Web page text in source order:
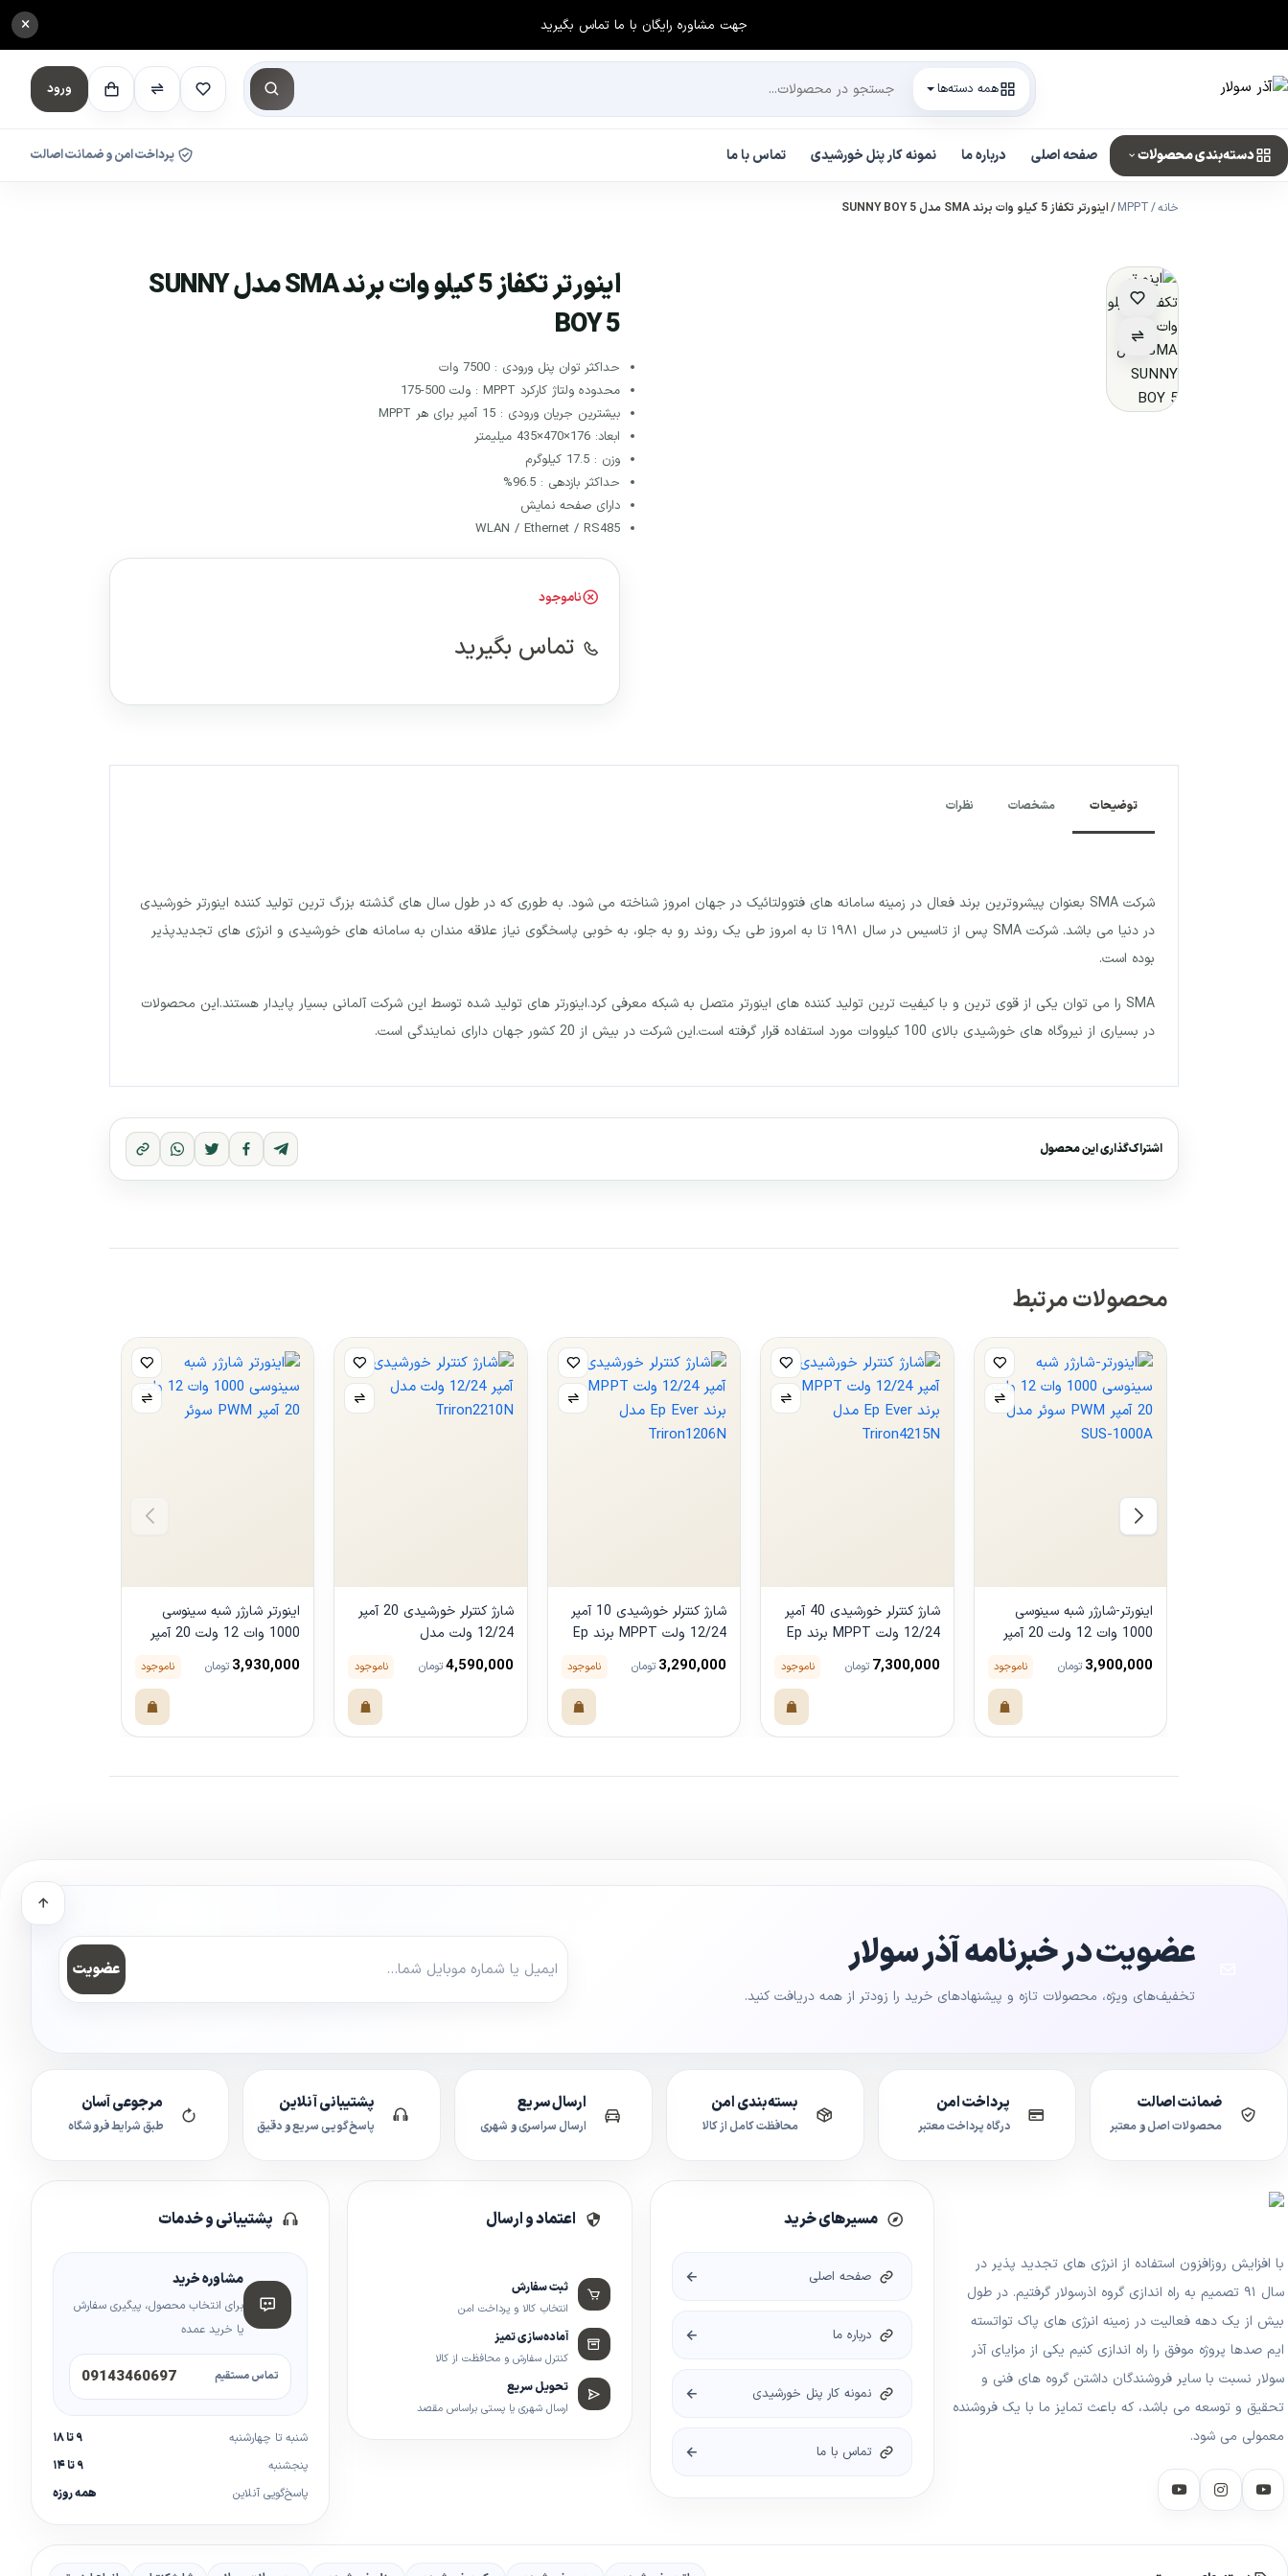
جهت مشاوره رایگان با ما تماس بگیرید ×
همه دسته‌ها ورود
دسته‌بندی محصولات صفحه اصلی درباره ما نمونه کار پنل خورشیدی تماس با ما پرداخت امن و ضمانت اصالت
خانه MPPT اینورتر تکفاز 5 کیلو وات برند SMA مدل SUNNY BOY 5
اینورتر تکفاز 5 کیلو وات برند SMA مدل SUNNY
BOY 5
حداکثر توان پنل ورودی : 7500 وات
محدوده ولتاژ کارکرد MPPT : ولت 500-175
بیشترین جریان ورودی : 15 آمپر برای هر MPPT
ابعاد: 176×470×435 میلیمتر
وزن : 17.5 کیلوگرم
حداکثر بازدهی : 96.5%
دارای صفحه نمایش
WLAN / Ethernet / RS485
ناموجود
تماس بگیرید
توضیحات مشخصات نظرات
شرکت SMA بعنوان پیشروترین برند فعال در زمینه سامانه های فتوولتائیک در جهان امروز شناخته می شود. به طوری که در طول سال های گذشته بزرگ ترین تولید کننده اینورتر خورشیدی
در دنیا می باشد. شرکت SMA پس از تاسیس در سال ۱۹۸۱ تا به امروز طی یک روند رو به جلو، به خوبی پاسخگوی نیاز علاقه مندان به سامانه های خورشیدی و انرژی های تجدیدپذیر
بوده است.
SMA را می توان یکی از قوی ترین و با کیفیت ترین تولید کننده های اینورتر متصل به شبکه معرفی کرد.اینورتر های تولید شده توسط این شرکت آلمانی بسیار پایدار هستند.این محصولات
در بسیاری از نیروگاه های خورشیدی بالای 100 کیلووات مورد استفاده قرار گرفته است.این شرکت در بیش از 20 کشور جهان دارای نمایندگی است.
اشتراک‌گذاری این محصول
محصولات مرتبط
اینورتر-شارژر شبه سینوسی
1000 وات 12 ولت 20 آمپر
1000A
3,900,000 تومان ناموجود
شارژ کنترلر خورشیدی 40 آمپر
12/24 ولت MPPT برند Ep
Ever مدل Triron4215N
7,300,000 تومان ناموجود
شارژ کنترلر خورشیدی 10 آمپر
12/24 ولت MPPT برند Ep
Ever مدل Triron1206N
3,290,000 تومان ناموجود
شارژ کنترلر خورشیدی 20 آمپر
12/24 ولت مدل
Triron2210N
4,590,000تومان ناموجود
اینورتر شارژر شبه سینوسی
1000 وات 12 ولت 20 آمپر
PWM سوئر
3,930,000 تومان ناموجود
عضویت در خبرنامه آذر سولار
تخفیف‌های ویژه، محصولات تازه و پیشنهادهای خرید را زودتر از همه دریافت کنید.
عضویت
ضمانت اصالت
محصولات اصل و معتبر
پرداخت امن
درگاه پرداخت معتبر
بسته‌بندی امن
محافظت کامل از کالا
ارسال سریع
ارسال سراسری و شهری
پشتیبانی آنلاین
پاسخ‌گویی سریع و دقیق
مرجوعی آسان
طبق شرایط فروشگاه
با افزایش روزافزون استفاده از انرژی های تجدید پذیر در
سال ۹۱ تصمیم به راه اندازی گروه اذرسولار گرفتیم. در طول
بیش از یک دهه فعالیت در زمینه انرژی های پاک تواتسته
ایم صدها پروژه موفق را راه اندازی کنیم یکی از مزایای آذر
سولار نسبت با سایر فروشندگان داشتن گروه های فنی و
تحقیق و توسعه می باشد، که باعث تمایز ما با یک فروشنده
معمولی می شود.
مسیرهای خرید
صفحه اصلی
درباره ما
نمونه کار پنل خورشیدی
تماس با ما
اعتماد و ارسال
ثبت سفارش
انتخاب کالا و پرداخت امن
آماده‌سازی تمیز
کنترل سفارش و محافظت از کالا
تحویل سریع
ارسال شهری یا پستی براساس مقصد
پشتیبانی و خدمات
مشاوره خرید
برای انتخاب محصول، پیگیری سفارش
یا خرید عمده
تماس مستقیم 09143460697
شنبه تا چهارشنبه
۹ تا ۱۸
پنجشنبه
۹ تا ۱۴
پاسخ‌گویی آنلاین
همه روزه